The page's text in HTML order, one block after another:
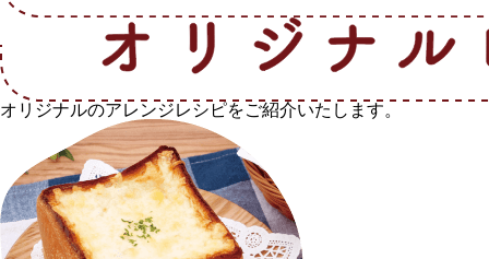
オリジナルのアレンジレシピをご紹介いたします。